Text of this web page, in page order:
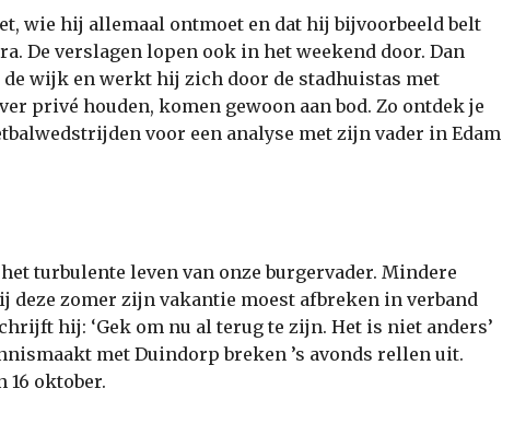
wie hij allemaal ontmoet en dat hij bijvoorbeeld belt
De verslagen lopen ook in het weekend door. Dan
de wijk en werkt hij zich door de stadhuistas met
privé houden, komen gewoon aan bod. Zo ontdek je
voor een analyse met zijn vader in Edam
turbulente leven van onze burgervader. Mindere
deze zomer zijn vakantie moest afbreken in verband
hij: ‘Gek om nu al terug te zijn. Het is niet anders’
met Duindorp breken ’s avonds rellen uit.
16 oktober.